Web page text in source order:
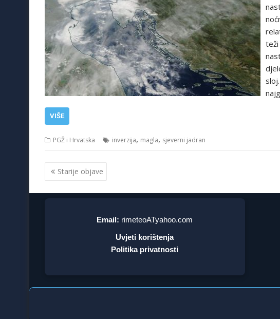
teži
VIŠE
PGŽ i Hrvatska inverzija, magla, sjeverni jadran
Navigacija
objava
Starije objave
Email: rimeteoATyahoo.com
Uvjeti korištenja
Politika privatnosti